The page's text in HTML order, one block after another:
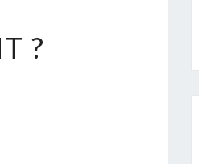
?